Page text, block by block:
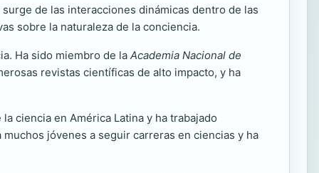
de las interacciones dinámicas dentro de las
sobre la naturaleza de la conciencia.
Ha sido miembro de la Academia Nacional de
revistas científicas de alto impacto, y ha
ciencia en América Latina y ha trabajado
jóvenes a seguir carreras en ciencias y ha